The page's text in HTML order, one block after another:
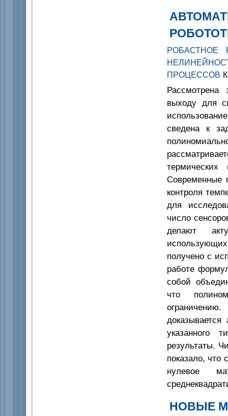
РОБАСТНОЕ
ПРОЦЕССОВ
Рассмотрена
выходу для
сведена к
термических
Современные
контроля
для
число
делают
получено с
работе
собой
что
указанного
результаты.
показало, что
нулевое
НОВЫЕ